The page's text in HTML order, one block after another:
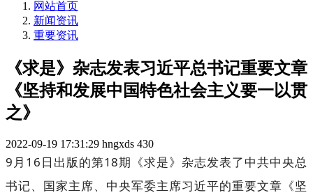
网站首页
新闻资讯
重要资讯
《求是》杂志发表习近平总书记重要文章
《坚持和发展中国特色社会主义要一以贯
之》
2022-09-19 17:31:29 hngxds 430
9月16日出版的第18期《求是》杂志发表了中共中央总
书记、国家主席、中央军委主席习近平的重要文章《坚